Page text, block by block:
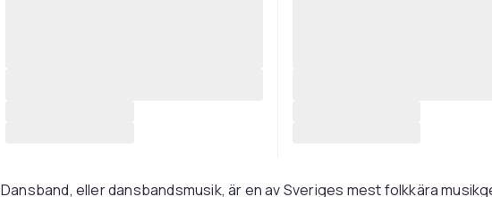
Dansband, eller dansbandsmusik, är en av Sveriges mest folkkära